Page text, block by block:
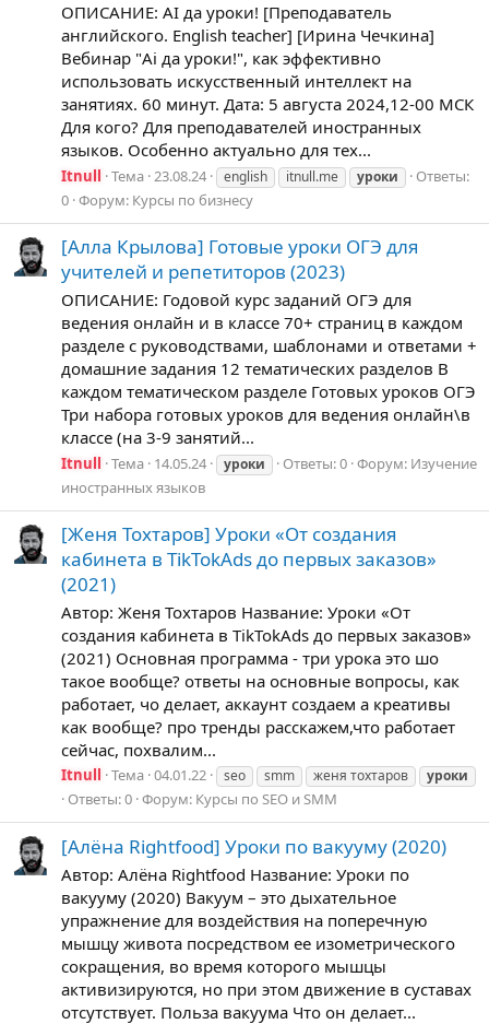
ОПИСАНИЕ: AI да уроки! [Преподаватель
английского. English teacher] [Ирина Чечкина]
Вебинар "Ai да уроки!", как эффективно
использовать искусственный интеллект на
занятиях. 60 минут. Дата: 5 августа 2024,12-00 МСК
Для кого? Для преподавателей иностранных
языков. Особенно актуально для тех...
Itnull Тема 23.08.24 english itnull.me уроки
Ответы:
0 Форум: Курсы по бизнесу
[Алла Крылова] Готовые уроки ОГЭ для
учителей и репетиторов (2023)
ОПИСАНИЕ: Годовой курс заданий ОГЭ для
ведения онлайн и в классе 70+ страниц в каждом
разделе с руководствами, шаблонами и ответами +
домашние задания 12 тематических разделов В
каждом тематическом разделе Готовых уроков ОГЭ
Три набора готовых уроков для ведения онлайн\в
классе (на 3-9 занятий...
Itnull Тема 14.05.24 уроки Ответы: 0 Форум: Изучение
иностранных языков
[Женя Тохтаров] Уроки «От создания
кабинета в TikTokAds до первых заказов»
(2021)
Автор: Женя Тохтаров Название: Уроки «От
создания кабинета в TikTokAds до первых заказов»
(2021) Основная программа - три урока это шо
такое вообще? ответы на основные вопросы, как
работает, чо делает, аккаунт создаем а креативы
как вообще? про тренды расскажем,что работает
сейчас, похвалим...
Itnull Тема 04.01.22 seo smm женя тохтаров уроки
Ответы: 0 Форум: Курсы по SEO и SMM
[Алёна Rightfood] Уроки по вакууму (2020)
Автор: Алёна Rightfood Название: Уроки по
вакууму (2020) Вакуум – это дыхательное
упражнение для воздействия на поперечную
мышцу живота посредством ее изометрического
сокращения, во время которого мышцы
активизируются, но при этом движение в суставах
отсутствует. Польза вакуума Что он делает...